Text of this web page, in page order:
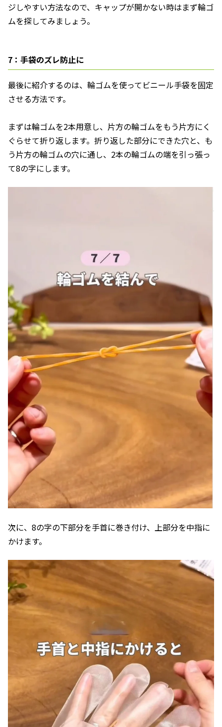
ジしやすい方法なので、キャップが開かない時はまず輪ゴ
ムを探してみましょう。
7：手袋のズレ防止に
最後に紹介するのは、輪ゴムを使ってビニール手袋を固定
させる方法です。
まずは輪ゴムを2本用意し、片方の輪ゴムをもう片方にく
ぐらせて折り返します。折り返した部分にできた穴と、も
う片方の輪ゴムの穴に通し、2本の輪ゴムの端を引っ張っ
て8の字にします。
次に、8の字の下部分を手首に巻き付け、上部分を中指に
かけます。